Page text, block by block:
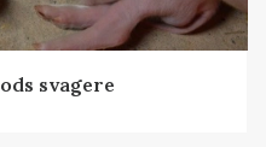
svagere